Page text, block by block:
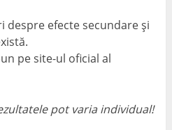
despre efecte secundare și
pe site-ul oficial al
pot varia individual!